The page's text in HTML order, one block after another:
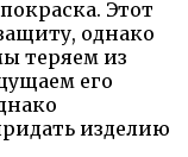
Этот
однако
теряем из
его
изделию